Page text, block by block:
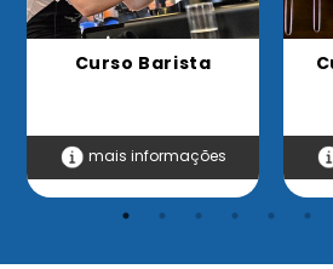
Curso Barista
mais informações